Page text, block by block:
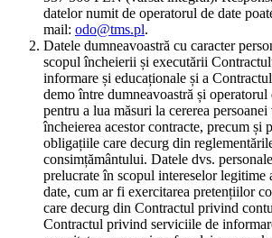
datelor numit de operatorul de date
mail: odo@tms.pl.
Datele dumneavoastră cu caracter
scopul încheierii și executării
informare și educaționale și a
demo între dumneavoastră și
pentru a lua măsuri la cererea
încheierea acestor contracte, precum și
obligațiile care decurg din
consimțământului. Datele dvs.
prelucrate în scopul intereselor legitime
date, cum ar fi exercitarea pretențiilor
care decurg din Contractul privind
Contractul privind serviciile de